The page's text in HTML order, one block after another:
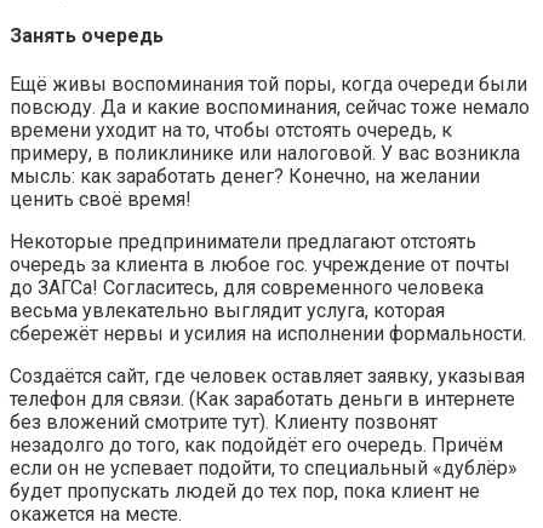
Занять очередь
Ещё живы воспоминания той поры, когда очереди были
повсюду. Да и какие воспоминания, сейчас тоже немало
времени уходит на то, чтобы отстоять очередь, к
примеру, в поликлинике или налоговой. У вас возникла
мысль: как заработать денег? Конечно, на желании
ценить своё время!
Некоторые предприниматели предлагают отстоять
очередь за клиента в любое гос. учреждение от почты
до ЗАГСа! Согласитесь, для современного человека
весьма увлекательно выглядит услуга, которая
сбережёт нервы и усилия на исполнении формальности.
Создаётся сайт, где человек оставляет заявку, указывая
телефон для связи. (Как заработать деньги в интернете
без вложений смотрите тут). Клиенту позвонят
незадолго до того, как подойдёт его очередь. Причём
если он не успевает подойти, то специальный «дублёр»
будет пропускать людей до тех пор, пока клиент не
окажется на месте.